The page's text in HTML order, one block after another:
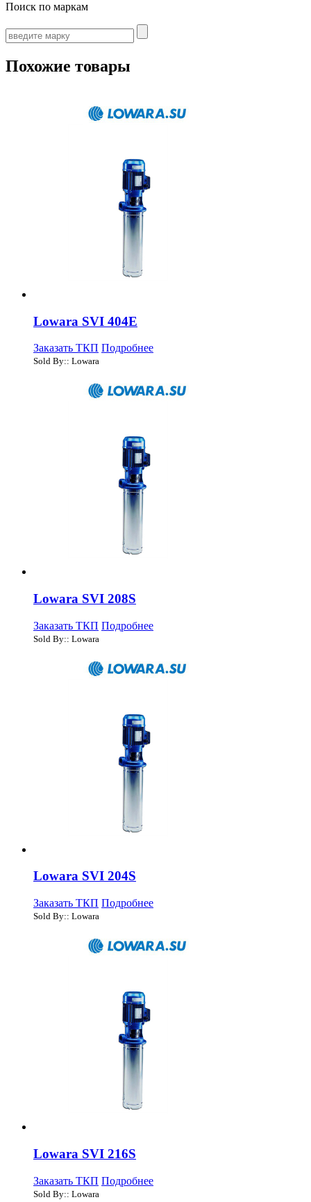
Поиск по маркам
Похожие товары
Lowara SVI 404E
Заказать ТКП Подробнее
Sold By:: Lowara
Lowara SVI 208S
Заказать ТКП Подробнее
Sold By:: Lowara
Lowara SVI 204S
Заказать ТКП Подробнее
Sold By:: Lowara
Lowara SVI 216S
Заказать ТКП Подробнее
Sold By:: Lowara